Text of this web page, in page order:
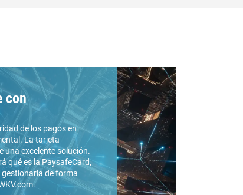
con
de los pagos en
La tarjeta
una excelente solución.
qué es la PaysafeCard,
de forma